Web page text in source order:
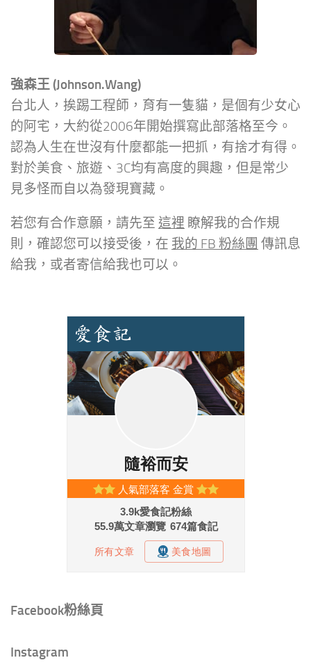
強森王 (Johnson.Wang)
台北人，挨踢工程師，育有一隻貓，是個有少女心
的阿宅，大約從2006年開始撰寫此部落格至今。
認為人生在世沒有什麼都能一把抓，有捨才有得。
對於美食、旅遊、3C均有高度的興趣，但是常少
見多怪而自以為發現寶藏。
若您有合作意願，請先至 這裡 瞭解我的合作規
則，確認您可以接受後，在 我的 FB 粉絲團 傳訊息
給我，或者寄信給我也可以。
Facebook粉絲頁
Instagram